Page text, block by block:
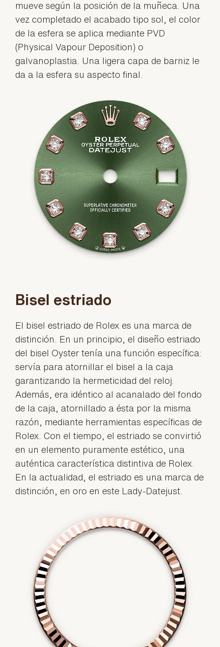
mueve según la posición de la muñeca. Una
vez completado el acabado tipo sol, el color
de la esfera se aplica mediante PVD
(Physical Vapour Deposition) o
galvanoplastia. Una ligera capa de barniz le
da a la esfera su aspecto final.
Bisel estriado
El bisel estriado de Rolex es una marca de
distinción. En un principio, el diseño estriado
del bisel Oyster tenía una función específica:
servía para atornillar el bisel a la caja
garantizando la hermeticidad del reloj.
Además, era idéntico al acanalado del fondo
de la caja, atornillado a ésta por la misma
razón, mediante herramientas específicas de
Rolex. Con el tiempo, el estriado se convirtió
en un elemento puramente estético, una
auténtica característica distintiva de Rolex.
En la actualidad, el estriado es una marca de
distinción, en oro en este Lady-Datejust.